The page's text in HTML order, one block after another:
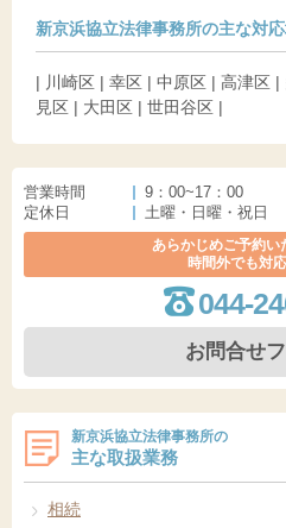
新京浜協立法律事務所の主な対
| 川崎区 | 幸区 | 中原区 | 高津区
見区 | 大田区 | 世田谷区 |
営業時間
9：00~17：00
定休日
土曜・日曜・祝日
あらかじめご予約い
時間外でも対
044-
お問合せ
新京浜協立法律事務所の
主な取扱業務
相続